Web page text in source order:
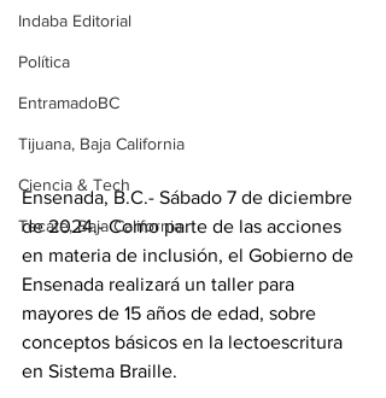
Indaba Editorial
Política
EntramadoBC
Tijuana, Baja California
Ciencia & Tech
Tecate, Baja California
Ensenada, B.C.- Sábado 7 de diciembre
de 2024.- Como parte de las acciones
en materia de inclusión, el Gobierno de
Ensenada realizará un taller para
mayores de 15 años de edad, sobre
conceptos básicos en la lectoescritura
en Sistema Braille.